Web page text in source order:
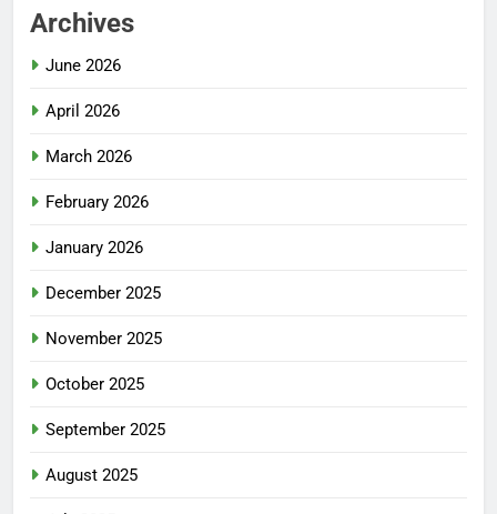
Archives
June 2026
April 2026
March 2026
February 2026
January 2026
December 2025
November 2025
October 2025
September 2025
August 2025